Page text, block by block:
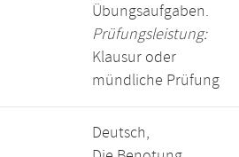
Übungsaufgaben.
Prüfungsleistung:
Klausur oder
mündliche Prüfung
Deutsch,